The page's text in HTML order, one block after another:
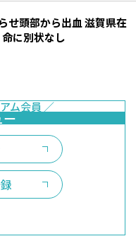
せ頭部から出血 滋賀県在
に別状なし